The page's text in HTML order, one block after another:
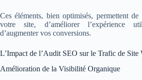
Ces éléments, bien optimisés, permettent
votre site, d’améliorer l’expérience
d’augmenter vos conversions.
L’Impact de l’Audit SEO sur le Trafic de Site
Amélioration de la Visibilité Organique